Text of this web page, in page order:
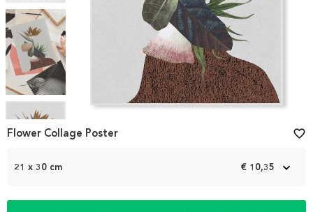
Item
1
21 x 30 cm € 10,35
Flower Collage Poster favorite_border